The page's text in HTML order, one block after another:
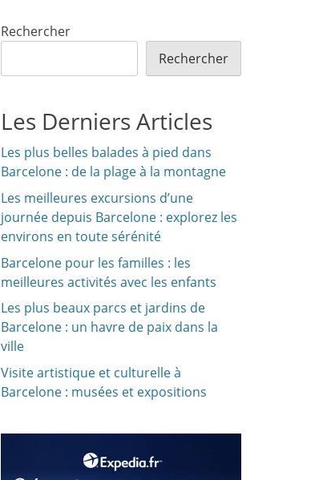
Rechercher
Rechercher
Les Derniers Articles
Les plus belles balades à pied dans
Barcelone : de la plage à la montagne
Les meilleures excursions d’une
journée depuis Barcelone : explorez les
environs en toute sérénité
Barcelone pour les familles : les
meilleures activités avec les enfants
Les plus beaux parcs et jardins de
Barcelone : un havre de paix dans la
ville
Visite artistique et culturelle à
Barcelone : musées et expositions